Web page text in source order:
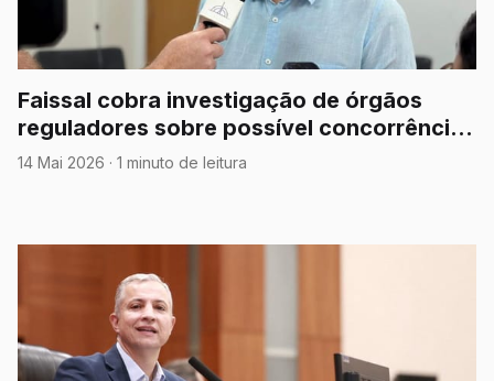
Faissal cobra investigação de órgãos
reguladores sobre possível concorrência
desleal da Energisa no setor solar e pede
14 Mai 2026 · 1 minuto de leitura